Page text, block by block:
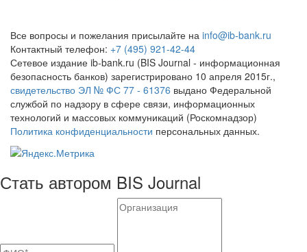
Все вопросы и пожелания присылайте на info@ib-bank.ru
Контактный телефон: +7 (495) 921-42-44
Сетевое издание ib-bank.ru (BIS Journal - информационная
безопасность банков) зарегистрировано 10 апреля 2015г.,
свидетельство ЭЛ № ФС 77 - 61376 выдано Федеральной
службой по надзору в сфере связи, информационных
технологий и массовых коммуникаций (Роскомнадзор)
Политика конфиденциальности персональных данных.
Стать автором BIS Journal